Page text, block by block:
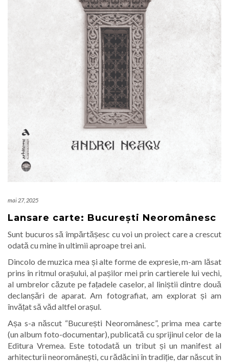
mai 27, 2025
Lansare carte: București Neoromânesc
Sunt bucuros să împărtășesc cu voi un proiect care a crescut
odată cu mine în ultimii aproape trei ani.
Dincolo de muzica mea și alte forme de expresie, m-am lăsat
prins în ritmul orașului, al pașilor mei prin cartierele lui vechi,
al umbrelor căzute pe fațadele caselor, al liniștii dintre două
declanșări de aparat. Am fotografiat, am explorat și am
învățat să văd altfel orașul.
Așa s-a născut “București Neoromânesc”, prima mea carte
(un album foto-documentar), publicată cusprijinul celor de la
Editura Vremea. Este totodată un tribut și un manifest al
arhitecturii neoromânești, cu rădăcini în tradiție, dar născut în